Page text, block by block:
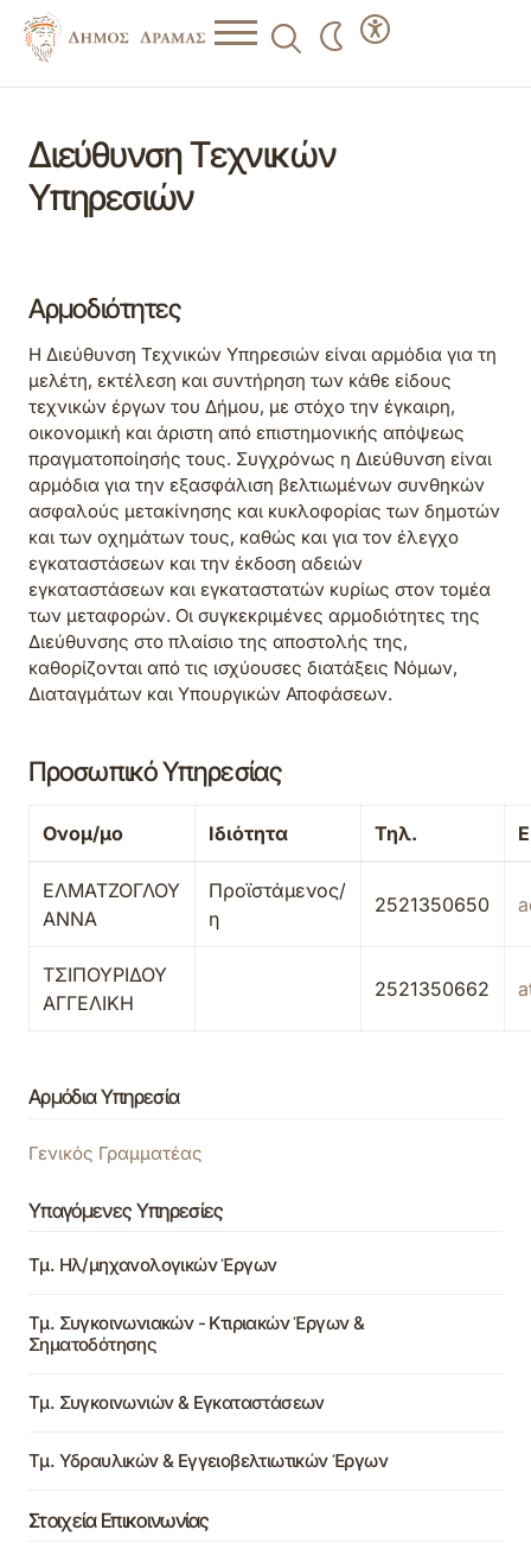
Διεύθυνση Τεχνικών
Υπηρεσιών
Αρμοδιότητες
Η Διεύθυνση Τεχνικών Υπηρεσιών είναι αρμόδια για τη
μελέτη, εκτέλεση και συντήρηση των κάθε είδους
τεχνικών έργων του Δήμου, με στόχο την έγκαιρη,
οικονομική και άριστη από επιστημονικής απόψεως
πραγματοποίησής τους. Συγχρόνως η Διεύθυνση είναι
αρμόδια για την εξασφάλιση βελτιωμένων συνθηκών
ασφαλούς μετακίνησης και κυκλοφορίας των δημοτών
και των οχημάτων τους, καθώς και για τον έλεγχο
εγκαταστάσεων και την έκδοση αδειών
εγκαταστάσεων και εγκαταστατών κυρίως στον τομέα
των μεταφορών. Οι συγκεκριμένες αρμοδιότητες της
Διεύθυνσης στο πλαίσιο της αποστολής της,
καθορίζονται από τις ισχύουσες διατάξεις Νόμων,
Διαταγμάτων και Υπουργικών Αποφάσεων.
Προσωπικό Υπηρεσίας
Ονομ/μο Ιδιότητα Τηλ.
ΕΛΜΑΤΖΟΓΛΟΥ
ΑΝΝΑ
Προϊστάμενος/
η
2521350650
ΤΣΙΠΟΥΡΙΔΟΥ
ΑΓΓΕΛΙΚΗ
2521350662
Αρμόδια Υπηρεσία
Γενικός Γραμματέας
Υπαγόμενες Υπηρεσίες
Τμ. Ηλ/μηχανολογικών Έργων
Τμ. Συγκοινωνιακών - Κτιριακών Έργων &
Σηματοδότησης
Τμ. Συγκοινωνιών & Εγκαταστάσεων
Τμ. Υδραυλικών & Εγγειοβελτιωτικών Έργων
Στοιχεία Επικοινωνίας